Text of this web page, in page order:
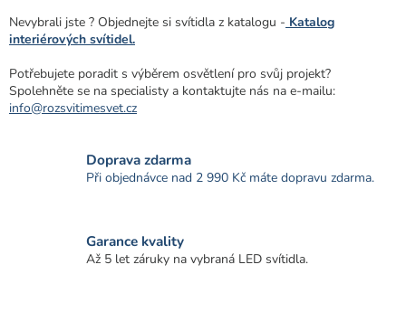
a
p
r
ý
v
í
Nevybrali jste ? Objednejte si svítidla z katalogu - Katalog
interiérových svítidel.
Potřebujete poradit s výběrem osvětlení pro svůj projekt?
Spolehněte se na specialisty a kontaktujte nás na e-mailu:
info@rozsvitimesvet.cz
Doprava zdarma
Při objednávce nad 2 990 Kč máte dopravu zdarma.
Garance kvality
Až 5 let záruky na vybraná LED svítidla.